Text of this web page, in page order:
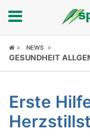
Fokus
Symptome
NEWS
GESUNDHEIT
Erste